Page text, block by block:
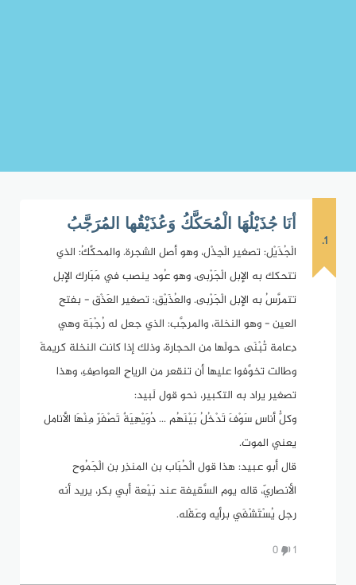
1.
أنَا جُذَيْلُهَا الْمُحَكَّكُ وَعُذَيْقُها المُرَجَّبُ
الْجُذَيْل: تصغير الْجِذْل، وهو أصل الشجرة. والمحكَّكُ: الذي
تتحكك به الإبل الْجَرْبى، وهو عُود ينصب في مَبَارك الإبل
تتمرَّسُ به الإبل الْجَرْبى. والعُذَيْق: تصغير العَذْق - بفتح
العين - وهو النخلة، والمرجَّب: الذي جعل له رُجْبَة وهي
دِعامة تُبْنَى حولَها من الحجارة، وذلك إذا كانت النخلة كريمةَ
وطالت تخوَّفوا عليها أن تنقعر من الرياحِ العواصِفِ، وهذا
تصغير يراد به التكبير، نحو قول لَبيد:
وكلُّ أناسٍ سَوْفَ تَدْخُلُ بَيْنَهُم ... دُوَيْهِيَةٌ تَصْفَرّ مِنْهَا الأنامل
يعني الموت.
قال أبو عبيد: هذا قول الْحُبَاب بن المنذِر بن الْجَمُوح
الأنصاريّ، قاله يوم السَّقيفة عند بَيْعة أبي بكر، يريد أنه
رجل يُسْتَشْفَي برأيه وعَقْله.
1
0